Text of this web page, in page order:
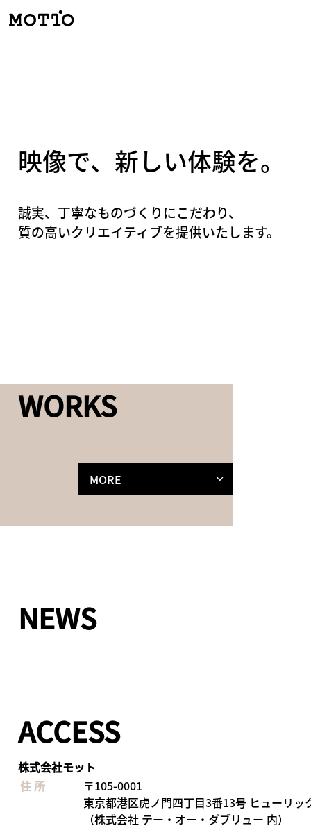
映像で、新しい体験を。
誠実、丁寧なものづくりにこだわり、
質の高いクリエイティブを提供いたします。
WORKS
MORE
NEWS
ACCESS
株式会社モット
住 所
〒105-0001
東京都港区虎ノ門四丁目3番13号 ヒューリッ
（株式会社 テー・オー・ダブリュー 内）